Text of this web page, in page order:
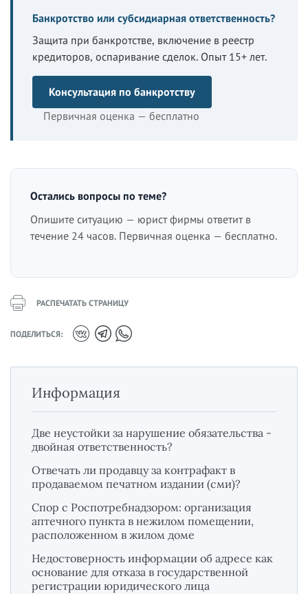
Банкротство или субсидиарная ответственность?
Защита при банкротстве, включение в реестр
кредиторов, оспаривание сделок. Опыт 15+ лет.
Консультация по банкротству
Первичная оценка — бесплатно
Остались вопросы по теме?
Опишите ситуацию — юрист фирмы ответит в
течение 24 часов. Первичная оценка — бесплатно.
РАСПЕЧАТАТЬ СТРАНИЦУ
ПОДЕЛИТЬСЯ:
Информация
Две неустойки за нарушение обязательства -
двойная ответственность?
Отвечать ли продавцу за контрафакт в
продаваемом печатном издании (сми)?
Спор с Роспотребнадзором: организация
аптечного пункта в нежилом помещении,
расположенном в жилом доме
Недостоверность информации об адресе как
основание для отказа в государственной
регистрации юридического лица